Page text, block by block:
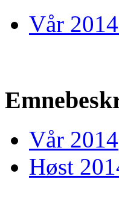
Vår
Vår 2014
Høst